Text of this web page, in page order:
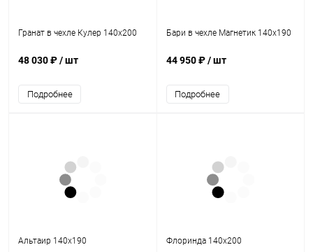
Гранат в чехле Кулер 140х200
48 030 ₽/ шт
Подробнее
Бари в чехле Магнетик 140х190
44 950 ₽/ шт
Подробнее
Альтаир 140х190 Флоринда 140х200